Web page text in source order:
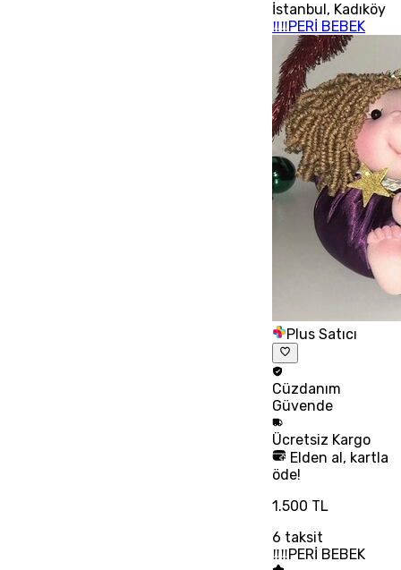
İstanbul , Kadıköy
‼‼PERİ BEBEK
Plus Satıcı
Cüzdanım
Güvende
Ücretsiz Kargo
Elden al, kartla
öde!
1.500 TL
6 taksit
‼‼PERİ BEBEK